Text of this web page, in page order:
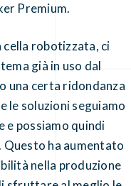
Premium.
cella robotizzata, ci
già in uso dal
una certa ridondanza
le soluzioni seguiamo
e possiamo quindi
ha aumentato
nella produzione